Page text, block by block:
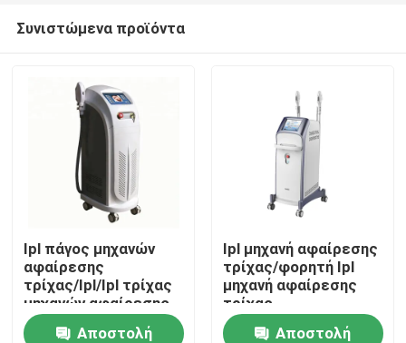
Σπίτι
Προϊόντα
Συνιστώμενα προϊόντα
Ipl πάγος μηχανών
αφαίρεσης
τρίχας/Ipl/Ipl τρίχας
μηχανών αφαίρεσης
δροσερός
Αποστολή
Ipl μηχανή αφαίρεσης
τρίχας/φορητή Ipl
μηχανή αφαίρεσης
τρίχας
Αποστολή